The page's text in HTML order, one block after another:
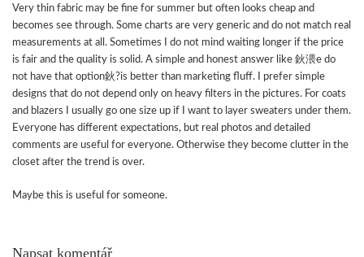
Very thin fabric may be fine for summer but often looks cheap and
becomes see through. Some charts are very generic and do not match real
measurements at all. Sometimes I do not mind waiting longer if the price
is fair and the quality is solid. A simple and honest answer like 鈥渨e do
not have that option鈥?is better than marketing fluff. I prefer simple
designs that do not depend only on heavy filters in the pictures. For coats
and blazers I usually go one size up if I want to layer sweaters under them.
Everyone has different expectations, but real photos and detailed
comments are useful for everyone. Otherwise they become clutter in the
closet after the trend is over.
Maybe this is useful for someone.
Napsat komentář